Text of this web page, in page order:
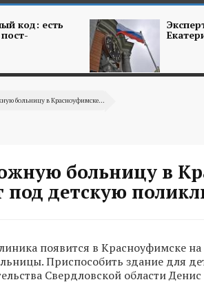
код: есть
больницу в Красноуфимске...
больницу в
под детскую
появится в Красноуфимске
Приспособить здание для
Свердловской области